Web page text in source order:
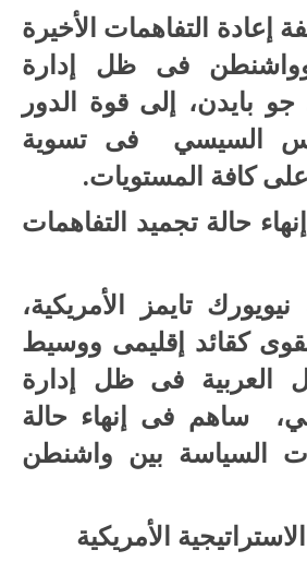
التفاهمات الأخيرة
فى ظل إدارة
بايدن، إلى قوة الدور
السيسي فى تسوية
على كافة المستويات.
حالة تجميد التفاهمات
تايمز الأمريكية،
كقائد إقليمى ووسيط
العربية فى ظل إدارة
ساهم فى إنهاء حالة
السياسة بين واشنطن
الأمريكية